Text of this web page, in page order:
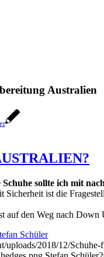
Australien
Schuhe sollte ich mit
ist die
auf den Weg nach
Schüler
2018/12/